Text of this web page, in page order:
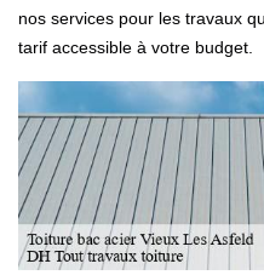
nos services pour les travaux
tarif accessible à votre budget.